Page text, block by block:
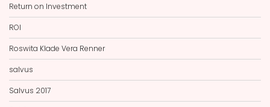
Return on Investment
ROI
Roswita Klade Vera Renner
salvus
Salvus 2017